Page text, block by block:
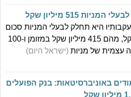
515 מיליון שקל
היא תחלק לבעלי המניות סכום
משמעותי של 515 מיליון שקל, מהם 415 מיליון שקל במזומן ו-100
עצמית של מניות (ישראל היום)
באוניברסיטאות: בנק הפועלים